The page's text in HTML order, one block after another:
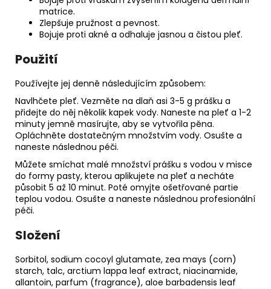
matrice.
Zlepšuje pružnost a pevnost.
Bojuje proti akné a odhaluje jasnou a čistou pleť.
Použití
Používejte jej denně následujícím způsobem:
Navlhčete pleť. Vezměte na dlaň asi 3-5 g prášku a
přidejte do něj několik kapek vody. Naneste na pleť a 1-2
minuty jemně masírujte, aby se vytvořila pěna.
Opláchněte dostatečným množstvím vody. Osušte a
naneste následnou péči.
Můžete smíchat malé množství prášku s vodou v misce
do formy pasty, kterou aplikujete na pleť a necháte
působit 5 až 10 minut. Poté omyjte ošetřované partie
teplou vodou. Osušte a naneste následnou profesionální
péči.
Složení
Sorbitol, sodium cocoyl glutamate, zea mays (corn)
starch, talc, arctium lappa leaf extract, niacinamide,
allantoin, parfum (fragrance), aloe barbadensis leaf